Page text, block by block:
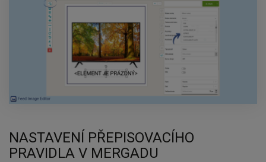
NASTAVENÍ PŘEPISOVACÍHO
PRAVIDLA V MERGADU